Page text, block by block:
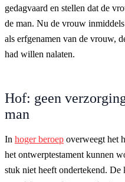
gedagvaard en stellen dat de
de man. Nu de vrouw
als erfgenamen van de vrouw,
had willen nalaten.
Hof: geen
man
In hoger beroep overweegt het
het ontwerptestament kunnen
stuk niet heeft ondertekend. De